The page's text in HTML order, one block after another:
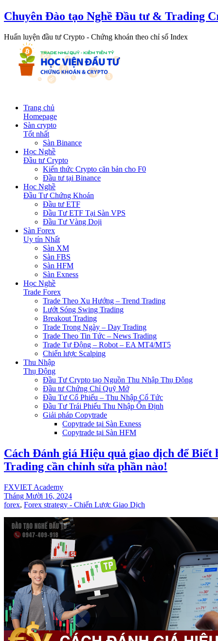
Chuyên Đào tạo Nghề Đầu tư & Trading
Huấn luyện đầu tư Crypto - Chứng khoán theo chỉ số Index
Trang chủ
Homepage
Sàn crypto
Tốt nhất
Sàn Binance
Học Nghề
Đầu tư Crypto
Kiến thức Crypto căn bản cho F0
Đầu tư tại Binance
Học Nghề
Đầu Tư Chứng Khoán
Đầu tư ETF
Đầu Tư ETF Tại Sàn VPS
Đầu Tư Vàng Doji
Sàn Forex
Uy tín Nhất
Sàn XM
Sàn FBS
Sàn HFM
Sàn Exness
Học Nghề
Trade Forex
Trade Theo Xu Hướng – Trend Trading
Lướt Sóng Swing Trading
Breakout Trading
Trade Trong Ngày – Day Trading
Trade Theo Tin Tức – News Trading
Trade Tự Động – Robot – EA MT4/MT5
Chiến lược Scalping
Thu Nhập
Thụ Động
Đầu Tư Crypto tạo Nguồn Thu Nhập Thụ Động
Đầu tư Chứng Chỉ Quỹ Mở
Đầu Tư Cổ Phiếu – Thu Nhập Cổ Tức
Đầu Tư Trái Phiếu Thu Nhập Ổn Định
Giải pháp Copytrade
Copytrade tại Sàn Exness
Copytrade tại Sàn HFM
Cách Đánh giá Hiệu quả giao dịch để Biết
Trading cần chỉnh sửa phần nào!
FXVIET Academy
Tháng Mười 16, 2024
forex, Forex strategy - Chiến Lược Giao Dịch